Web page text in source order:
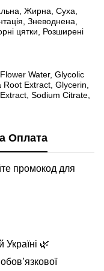
Жирна, Суха,
Зневоднена,
цятки, Розширені
Water, Glycolic
Extract, Glycerin,
Sodium Citrate,
Оплата
промокод для
🌿